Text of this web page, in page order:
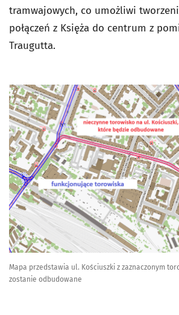
tramwajowych, co umożliwi
połączeń z Księża do centrum z
Traugutta.
Mapa przedstawia ul. Kościuszki z zaznaczonym
zostanie odbudowane